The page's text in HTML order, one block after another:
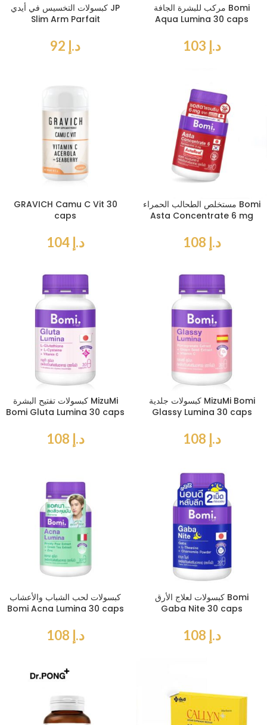
كبسولات التخسيس في أيدي JP
Slim Arm Parfait
د.إ
مركب للبشرة الجافة Bomi
Aqua Lumina 30 caps
د.إ
GRAVICH Camu C Vit 30
caps
د.إ 104
مستخلص الطحالب الحمراء Bomi
Asta Concentrate 6 mg
د.إ
كبسولات تفتيح البشرة MizuMi
Bomi Gluta Lumina 30 caps
د.إ
كبسولات جلدية MizuMi Bomi
Glassy Lumina 30 caps
د.إ
كبسولات لحب الشباب والأعشاب
Bomi Acna Lumina 30 caps
د.إ
كبسولات لعلاج الأرق Bomi
Gaba Nite 30 caps
د.إ